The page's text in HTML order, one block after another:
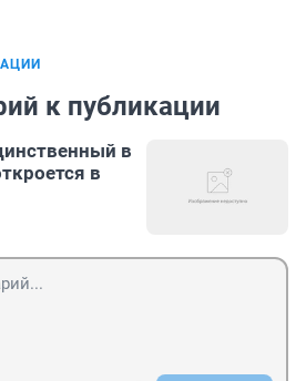
к публикации
в
в